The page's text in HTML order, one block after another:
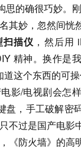
思的确很巧妙。
其妙，忽然间恍
扫描仪 ，然后用
精神。换作是
这个东西的可操
影/电视剧会怎
盘，手工破解密
不过是国产电影
《防火墙》的高